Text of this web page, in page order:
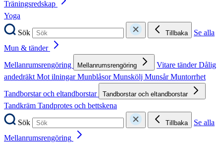
Träningsredskap
Yoga
Sök
Tillbaka
Se alla
Mun & tänder
Mellanrumsrengöring
Mellanrumsrengöring Vitare tänderDålig
andedräktMot ilningarMunblåsorMunskölj MunsårMuntorrhet
Tandborstar och eltandborstar
Tandborstar och eltandborstar
Tandkräm Tandprotes och bettskena
Sök
Tillbaka
Se alla
Mellanrumsrengöring